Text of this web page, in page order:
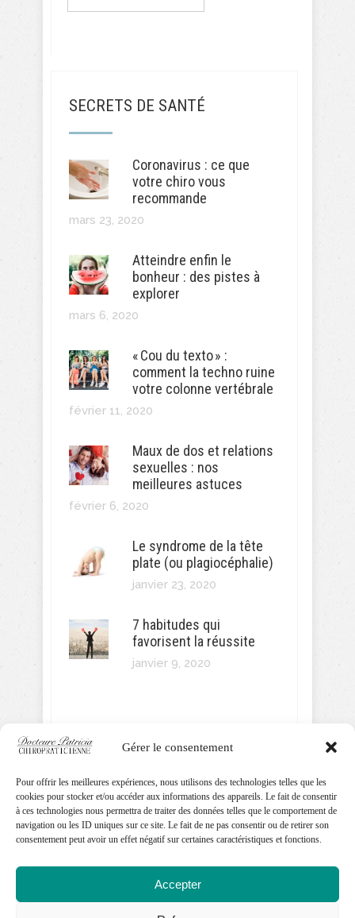
Gérer le consentement
Pour offrir les meilleures expériences, nous utilisons des technologies telles que les
cookies pour stocker et/ou accéder aux informations des appareils. Le fait de consentir
à ces technologies nous permettra de traiter des données telles que le comportement de
navigation ou les ID uniques sur ce site. Le fait de ne pas consentir ou de retirer son
consentement peut avoir un effet négatif sur certaines caractéristiques et fonctions.
Accepter
SECRETS DE SANTÉ
Coronavirus : ce que
votre chiro vous
recommande
mars 23, 2020
Atteindre enfin le
bonheur : des pistes à
explorer
mars 6, 2020
« Cou du texto » :
comment la techno ruine
votre colonne vertébrale
février 11, 2020
Maux de dos et relations
sexuelles : nos
meilleures astuces
février 6, 2020
Le syndrome de la tête
plate (ou plagiocéphalie)
janvier 23, 2020
7 habitudes qui
favorisent la réussite
janvier 9, 2020
SUIVEZ MOI!